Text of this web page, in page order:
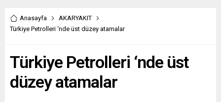
Anasayfa
AKARYAKIT
Türkiye Petrolleri ‘nde üst düzey atamalar
Türkiye Petrolleri ‘nde üst
düzey atamalar